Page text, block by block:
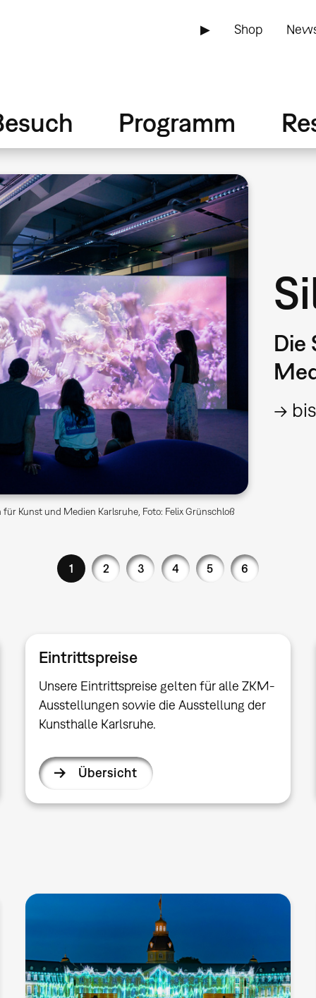
▶ Shop
Programm
Kunst und Medien Karlsruhe, Foto: Felix Grünschloß
Die
→
1 2 3 4 5 6
Eintrittspreise
Unsere Eintrittspreise gelten für alle ZKM-
Ausstellungen sowie die Ausstellung der
Kunsthalle Karlsruhe.
Übersicht